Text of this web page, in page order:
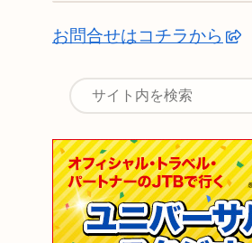
お問合せはコチラから